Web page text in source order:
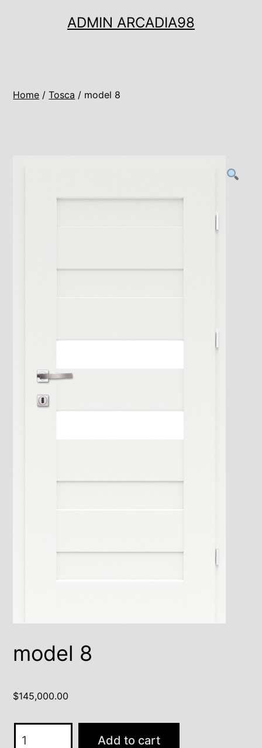
ADMIN ARCADIA98
Home /Tosca / model 8
model 8
$145,000.00
Add to cart